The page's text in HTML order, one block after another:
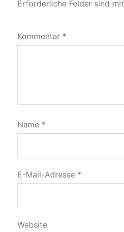
Erforderliche Felder sind mit
Kommentar *
Name *
E-Mail-Adresse *
Website